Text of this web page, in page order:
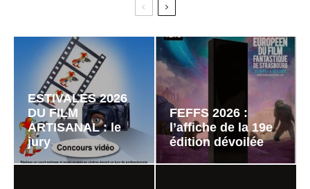
ESTIVALES 2026
DU FILM
ARTISANAL : le
jury
FEFFS 2026 :
l’affiche de la 19e
édition dévoilée